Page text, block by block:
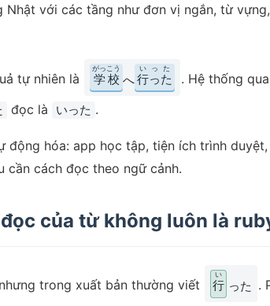
Nhật với các tầng như đơn vị ngắn, từ
tự nhiên là 学校
がっこう
へ行った
いった
. Hệ thống
đọc là いった .
động hóa: app học tập, tiện ích trình
cần cách đọc theo ngữ cảnh.
của từ không luôn là
trong xuất bản thường viết 行
い
った .